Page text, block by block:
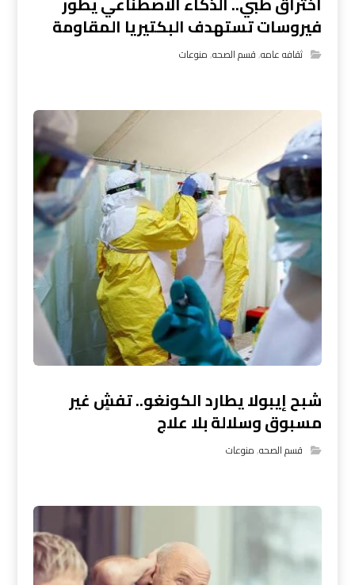
فيروسات تستهدف البكتيريا المقاومة
ثقافه عامه,قسم الصحه,منوعات
شبح إيبولا يطارد الكونغو.. تفشٍ غير
مسبوق وسلالة بلا علاج
قسم الصحه,منوعات